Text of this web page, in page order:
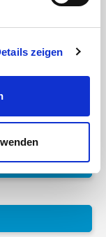
zeigen
75 x 3.6mm, PN 10